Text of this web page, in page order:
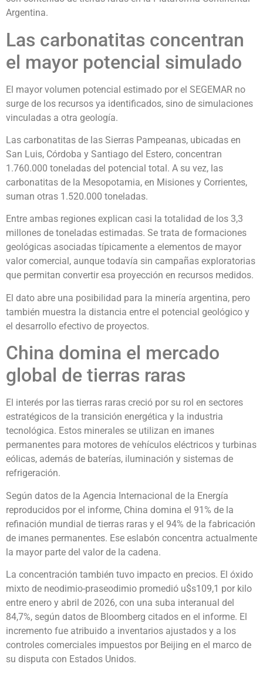
Argentina.
Las carbonatitas concentran
el mayor potencial simulado
El mayor volumen potencial estimado por el SEGEMAR no
surge de los recursos ya identificados, sino de simulaciones
vinculadas a otra geología.
Las carbonatitas de las Sierras Pampeanas, ubicadas en
San Luis, Córdoba y Santiago del Estero, concentran
1.760.000 toneladas del potencial total. A su vez, las
carbonatitas de la Mesopotamia, en Misiones y Corrientes,
suman otras 1.520.000 toneladas.
Entre ambas regiones explican casi la totalidad de los 3,3
millones de toneladas estimadas. Se trata de formaciones
geológicas asociadas típicamente a elementos de mayor
valor comercial, aunque todavía sin campañas exploratorias
que permitan convertir esa proyección en recursos medidos.
El dato abre una posibilidad para la minería argentina, pero
también muestra la distancia entre el potencial geológico y
el desarrollo efectivo de proyectos.
China domina el mercado
global de tierras raras
El interés por las tierras raras creció por su rol en sectores
estratégicos de la transición energética y la industria
tecnológica. Estos minerales se utilizan en imanes
permanentes para motores de vehículos eléctricos y turbinas
eólicas, además de baterías, iluminación y sistemas de
refrigeración.
Según datos de la Agencia Internacional de la Energía
reproducidos por el informe, China domina el 91% de la
refinación mundial de tierras raras y el 94% de la fabricación
de imanes permanentes. Ese eslabón concentra actualmente
la mayor parte del valor de la cadena.
La concentración también tuvo impacto en precios. El óxido
mixto de neodimio-praseodimio promedió u$s109,1 por kilo
entre enero y abril de 2026, con una suba interanual del
84,7%, según datos de Bloomberg citados en el informe. El
incremento fue atribuido a inventarios ajustados y a los
controles comerciales impuestos por Beijing en el marco de
su disputa con Estados Unidos.